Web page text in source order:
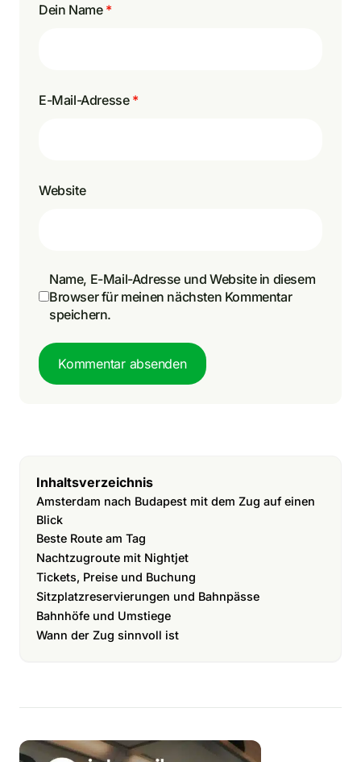
Dein Name *
E-Mail-Adresse *
Website
Name, E-Mail-Adresse und Website in diesem
Browser für meinen nächsten Kommentar
speichern.
Kommentar absenden
Inhaltsverzeichnis
Amsterdam nach Budapest mit dem Zug auf einen
Blick
Beste Route am Tag
Nachtzugroute mit Nightjet
Tickets, Preise und Buchung
Sitzplatzreservierungen und Bahnpässe
Bahnhöfe und Umstiege
Wann der Zug sinnvoll ist